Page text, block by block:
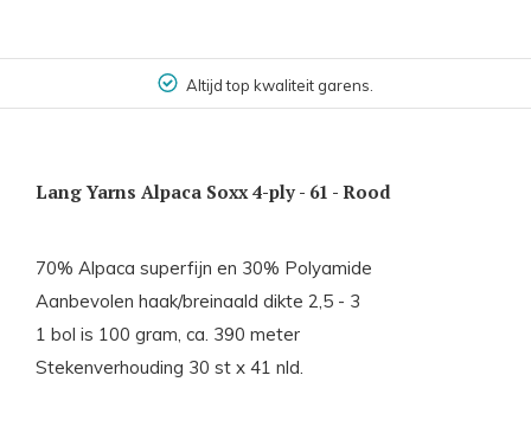
Altijd top kwaliteit garens.
Lang Yarns Alpaca Soxx 4-ply - 61 - Rood
70% Alpaca superfijn en 30% Polyamide
Aanbevolen haak/breinaald dikte 2,5 - 3
1 bol is 100 gram, ca. 390 meter
Stekenverhouding 30 st x 41 nld.